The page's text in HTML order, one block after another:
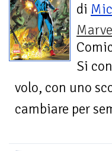
di
Si
volo, con uno
cambiare per